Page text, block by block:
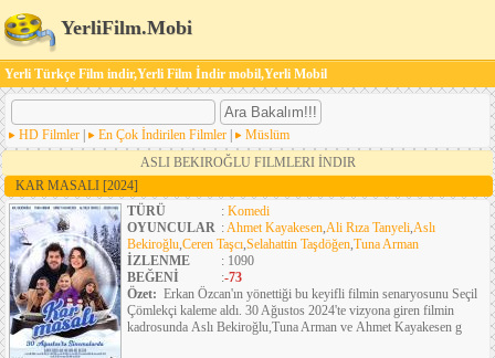
YerliFilm.Mobi
Yerli Türkçe Film indir,Yerli Film İndir mobil,Yerli Mobil
HD Filmler En Çok İndirilen Filmler
Müslüm
ASLI BEKIROĞLU FILMLERI İNDIR
KAR MASALI [2024]
TÜRÜ
: Komedi
OYUNCULAR :Ahmet Kayakesen,Ali Rıza Tanyeli,Aslı
Bekiroğlu,Ceren Taşcı,Selahattin Taşdöğen,Tuna Arman
İZLENME
: 1090
BEĞENİ
:-73
Özet: Erkan Özcan'ın yönettiği bu keyifli filmin senaryosunu Seçil
Çömlekçi kaleme aldı. 30 Ağustos 2024'te vizyona giren filmin
kadrosunda Aslı Bekiroğlu,Tuna Arman ve Ahmet Kayakesen g